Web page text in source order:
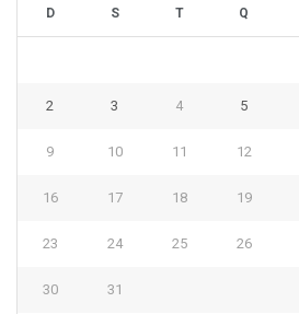
D S T Q
2 3 4 5
9 10 11 12
16 17 18 19
23 24 25 26
30 31